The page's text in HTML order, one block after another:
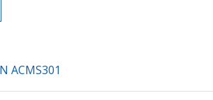
ACMS301